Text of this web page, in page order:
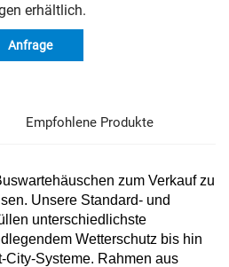
erhältlich.
Anfrage
Empfohlene Produkte
zum Verkauf zu
Unsere Standard- und
unterschiedlichste
Wetterschutz bis hin
City-Systeme. Rahmen aus